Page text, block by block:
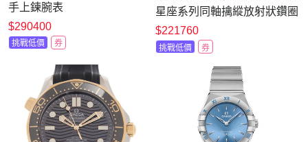
手上鍊腕表
(332.10.41.51.10.001)x綠面
x40.5mm
$290400
挑戰低價 券
星座系列同軸擒縱放射狀鑽圈
黑面腕表
(123.15.27.20.51.001)x27mm
$221760
挑戰低價 券